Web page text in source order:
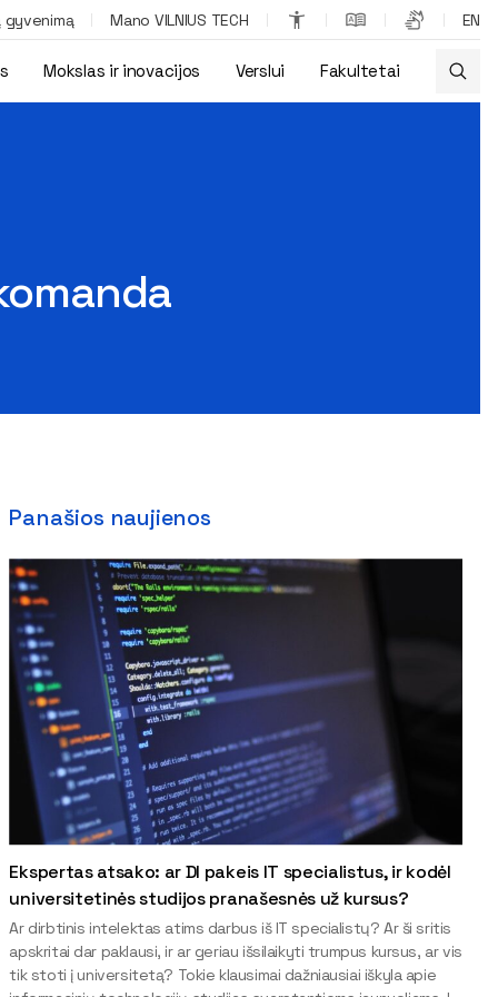
gyvenimą Mano VILNIUS TECH EN
Mokslas ir inovacijos Verslui Fakultetai
Panašios naujienos
Ekspertas atsako: ar DI pakeis IT specialistus, ir kodėl
universitetinės studijos pranašesnės už kursus?
Ar dirbtinis intelektas atims darbus iš IT specialistų? Ar ši sritis
apskritai dar paklausi, ir ar geriau išsilaikyti trumpus kursus, ar vis
tik stoti į universitetą? Tokie klausimai dažniausiai iškyla apie